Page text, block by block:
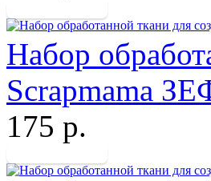
Набор
Scrapmama
175 р.